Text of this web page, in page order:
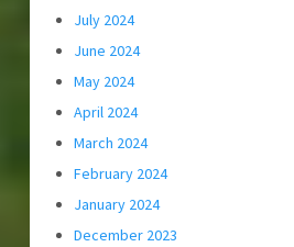
July 2024
June 2024
May 2024
April 2024
March 2024
February 2024
January 2024
December 2023